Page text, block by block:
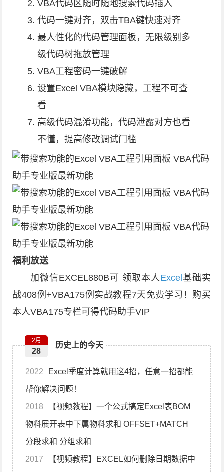
VBA代码区随时随地搜索代码插入
代码一键对齐，双击TBA键快速对齐
最人性化的代码管理面板，无限级别多
级代码树拖放管理
VBA工程密码一键破解
设置Excel VBA模块隐藏，工程不可查
看
高级代码混淆功能，代码泄露对方也看
不懂，提高修改调试门槛
福利放送
加微信EXCEL880B可 领取本人Excel 基础实
战408例+VBA175例实战教程7天免费学习！购买
本人VBA175专栏可得代码助手VIP
历史上的今天
2月
28
2022 Excel季度计算就用这4招，任意一招都能
帮你解决问题！
2018 【视频教程】一个公式搞定Excel表BOM
物料展开表中下属物料求和 OFFSET+MATCH
分段求和 分组求和
2017 【视频教程】EXCEL如何删除日期数据中